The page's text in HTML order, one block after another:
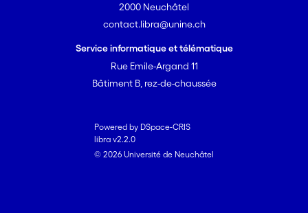
2000 Neuchâtel
contact.libra@unine.ch
Service informatique et télématique
Rue Emile-Argand 11
Bâtiment B, rez-de-chaussée
Powered by DSpace-CRIS
libra v2.2.0
© 2026 Université de Neuchâtel